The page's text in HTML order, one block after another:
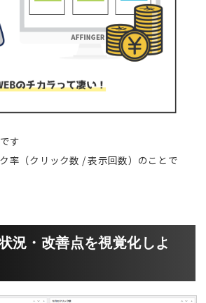
す
率（クリック数 / 表示回数）のことで
況・改善点を視覚化しよ